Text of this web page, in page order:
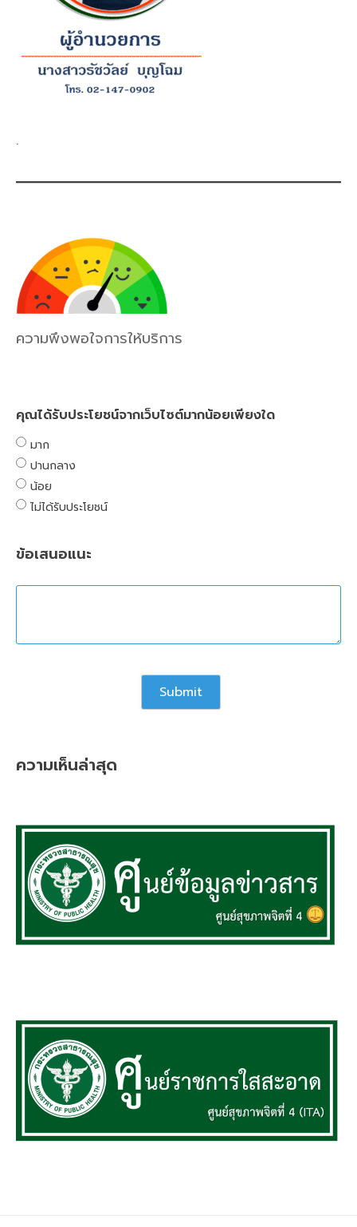
.
ความพึงพอใจการให้บริการ
คุณได้รับประโยชน์จากเว็บไซต์มากน้อยเพียงใด
มาก
ปานกลาง
น้อย
ไม่ได้รับประโยชน์
ข้อเสนอแนะ
ความเห็นล่าสุด